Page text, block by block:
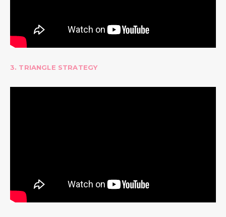
3. TRIANGLE STRATEGY